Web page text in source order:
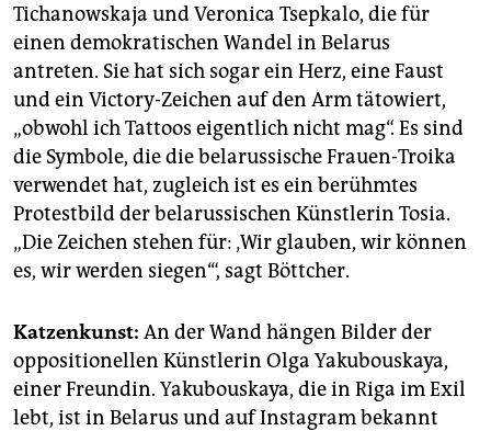
Tichanowskaja und Veronica Tsepkalo, die für
einen demokratischen Wandel in Belarus
antreten. Sie hat sich sogar ein Herz, eine Faust
und ein Victory-Zeichen auf den Arm tätowiert,
„obwohl ich Tattoos eigentlich nicht mag“. Es sind
die Symbole, die die belarussische Frauen-Troika
verwendet hat, zugleich ist es ein berühmtes
Protestbild der belarussischen Künstlerin Tosia.
„Die Zeichen stehen für: ‚Wir glauben, wir können
es, wir werden siegen‘“, sagt Böttcher.
Katzenkunst: An der Wand hängen Bilder der
oppositionellen Künstlerin Olga Yakubouskaya,
einer Freundin. ­Yakubouskaya, die in Riga im Exil
lebt, ist in Belarus und auf Instagram bekannt